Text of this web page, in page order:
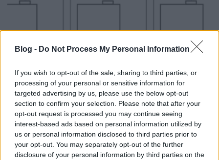
Blog - Do Not Process My Personal Information
If you wish to opt-out of the sale, sharing to third parties, or
processing of your personal or sensitive information for
targeted advertising by us, please use the below opt-out
section to confirm your selection. Please note that after your
opt-out request is processed you may continue seeing
interest-based ads based on personal information utilized by
us or personal information disclosed to third parties prior to
your opt-out. You may separately opt-out of the further
disclosure of your personal information by third parties on the
bemutatása a Wanhao Duplicator 7
segítségével
B. Bence•2017. július 07.
Ebben a bejegyzésben szeretném bemutatni a
műgyanta alapú 3D nyomtatás néhány alapvető
jellemzőjét és hogy mik a különbségek az FDM ...